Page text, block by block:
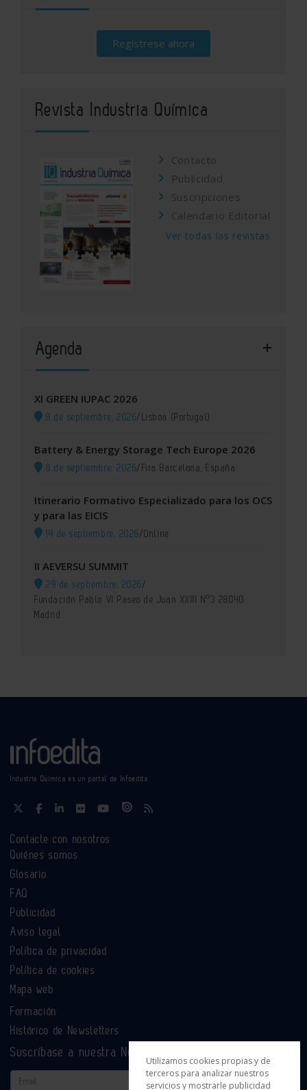
Regístrese ahora
Revista Industria Química
Contacto
Publicidad
Suscripciones
Calendario Editorial
Ver todas las revistas
Agenda
XI GREEN IUPAC 2026
8 de septiembre, 2026/Lisboa (Portugal)
Battery & Energy Storage Tech Europe 2026
8 de septiembre, 2026/Fira Barcelona, España
Itinerario Formativo Especializado para los OCS
y para las EICIS
14 de septiembre, 2026/Online
II AEVERSU SUMMIT
29 de septiembre, 2026/
Fundación Pablo VI Paseo de Juan XXIII Nº3 28040
Madrid
Industria Química es un portal de Infoedita
Contacte con nosotros
Quiénes somos
Glosario
FAQ
Publicidad
Aviso legal
Política de privacidad
Política de cookies
Mapa web
Formación
Histórico de Newsletters
Suscríbase a nuestra Newsletter
Email
Utilizamos cookies propias y de
terceros para analizar nuestros
servicios y mostrarle publicidad